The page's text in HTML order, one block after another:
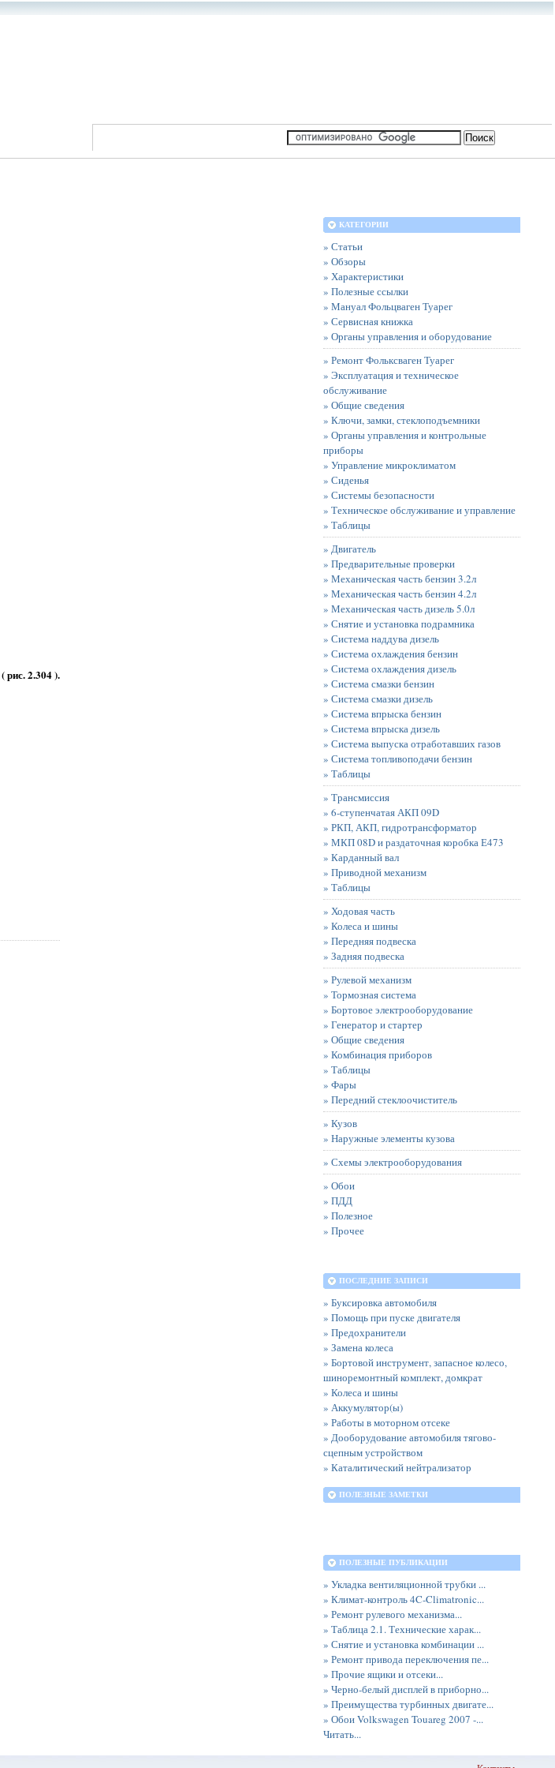
( рис. 2.304 ).
КАТЕГОРИИ
» Статьи
» Обзоры
» Характеристики
» Полезные ссылки
» Мануал Фольцваген Туарег
» Сервисная книжка
» Органы управления и оборудование
» Ремонт Фольксваген Туарег
» Эксплуатация и техническое
обслуживание
» Общие сведения
» Ключи, замки, стеклоподъемники
» Органы управления и контрольные
приборы
» Управление микроклиматом
» Сиденья
» Системы безопасности
» Техническое обслуживание и управление
» Таблицы
» Двигатель
» Предварительные проверки
» Механическая часть бензин 3.2л
» Механическая часть бензин 4.2л
» Механическая часть дизель 5.0л
» Снятие и установка подрамника
» Система наддува дизель
» Система охлаждения бензин
» Система охлаждения дизель
» Система смазки бензин
» Система смазки дизель
» Система впрыска бензин
» Система впрыска дизель
» Система выпуска отработавших газов
» Система топливоподачи бензин
» Таблицы
» Трансмиссия
» 6-ступенчатая АКП 09D
» РКП, АКП, гидротрансформатор
» МКП 08D и раздаточная коробка Е473
» Карданный вал
» Приводной механизм
» Таблицы
» Ходовая часть
» Колеса и шины
» Передняя подвеска
» Задняя подвеска
» Рулевой механизм
» Тормозная система
» Бортовое электрооборудование
» Генератор и стартер
» Общие сведения
» Комбинация приборов
» Таблицы
» Фары
» Передний стеклоочиститель
» Кузов
» Наружные элементы кузова
» Схемы электрооборудования
» Обои
» ПДД
» Полезное
» Прочее
ПОСЛЕДНИЕ ЗАПИСИ
» Буксировка автомобиля
» Помощь при пуске двигателя
» Предохранители
» Замена колеса
» Бортовой инструмент, запасное колесо,
шиноремонтный комплект, домкрат
» Колеса и шины
» Аккумулятор(ы)
» Работы в моторном отсеке
» Дооборудование автомобиля тягово-
сцепным устройством
» Каталитический нейтрализатор
ПОЛЕЗНЫЕ ЗАМЕТКИ
ПОЛЕЗНЫЕ ПУБЛИКАЦИИ
» Укладка вентиляционной трубки ...
» Климат-контроль 4C-Climatronic...
» Ремонт рулевого механизма...
» Таблица 2.1. Технические харак...
» Снятие и установка комбинации ...
» Ремонт привода переключения пе...
» Прочие ящики и отсеки...
» Черно-белый дисплей в приборно...
» Преимущества турбинных двигате...
» Обои Volkswagen Touareg 2007 -...
Читать...